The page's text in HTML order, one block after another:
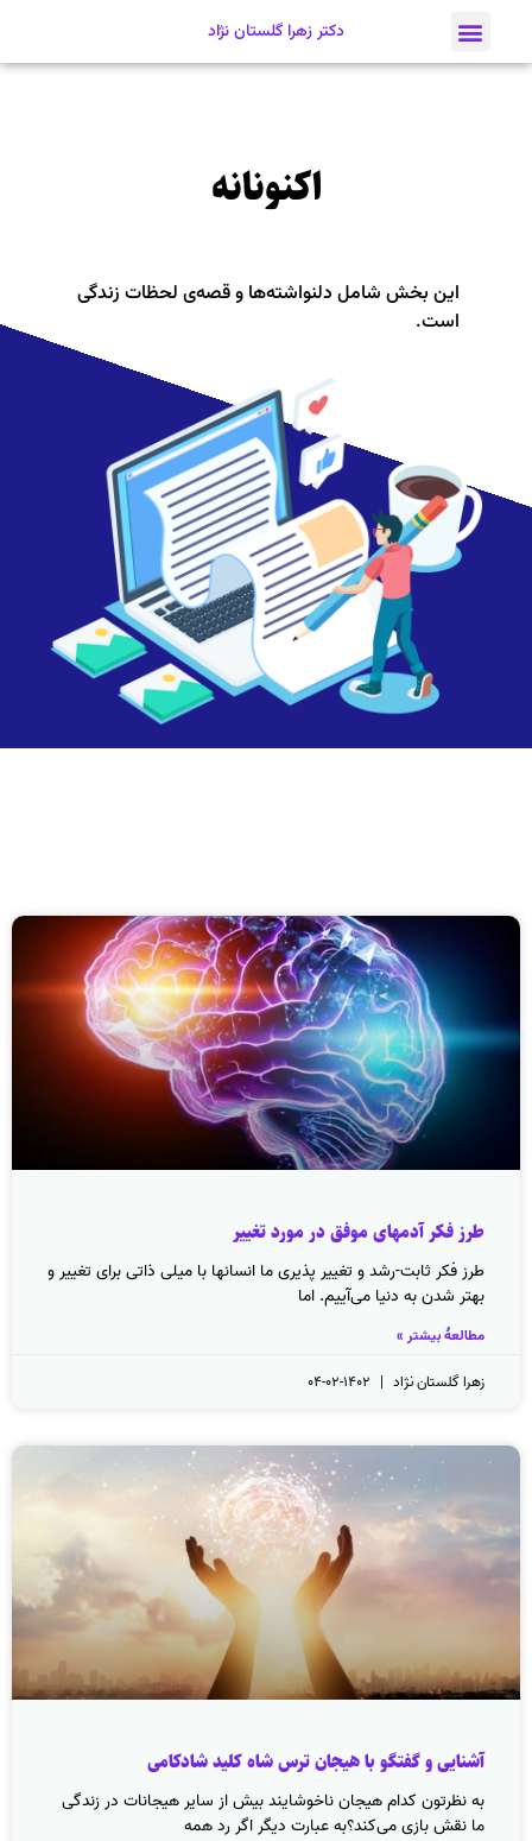
دکتر زهرا گلستان نژاد
اکنونانه
این بخش شامل دلنواشته‌ها و قصه‌ی لحظات زندگی
است.
طرز فکر آدمهای موفق در مورد تغییر
طرز فکر ثابت-رشد و تغییر پذیری ما انسانها با میلی ذاتی برای تغییر و
بهتر شدن به دنیا می‌آییم. اما
مطالعهٔ بیشتر »
زهرا گلستان نژاد
آشنایی و گفتگو با هیجان ترس شاه کلید شادکامی
به نظرتون کدام هیجان ناخوشایند بیش از سایر هیجانات در زندگی
ما نقش بازی می‌کند؟به عبارت دیگر اگر رد همه